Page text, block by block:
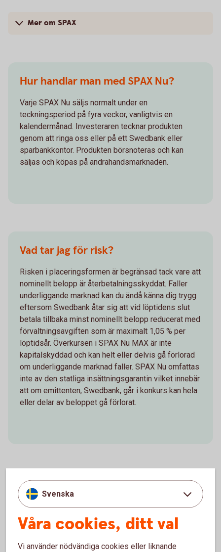
Mer om SPAX
Hur handlar man med SPAX Nu?
Varje SPAX Nu säljs normalt under en
teckningsperiod på fyra veckor, vanligtvis en
kalendermånad. Investeraren tecknar produkten
genom att ringa oss eller på ett Swedbank eller
sparbankkontor. Produkten börsnoteras och kan
säljas och köpas på andrahandsmarknaden.
Vad tar jag för risk?
Risken i placeringsformen är begränsad tack vare att
nominellt belopp är återbetalningsskyddat. Faller
underliggande marknad kan du ändå känna dig trygg
eftersom Swedbank åtar sig att vid löptidens slut
betala tillbaka minst nominellt belopp reducerat med
förvaltningsavgiften som är maximalt 1,05 % per
löptidsår. Överkursen i SPAX Nu MAX är inte
kapitalskyddad och kan helt eller delvis gå förlorad
om underliggande marknad faller. SPAX Nu omfattas
inte av den statliga insättningsgarantin vilket innebär
att om emittenten, Swedbank, går i konkurs kan hela
eller delar av beloppet gå förlorat.
Vad påverkar avkastningen?
värdeutvecklingen på den underliggande marknad
aktieindex eller råvaror) samt deltagandegraden.
Svenska
Våra cookies, ditt val
Vi använder nödvändiga cookies eller liknande